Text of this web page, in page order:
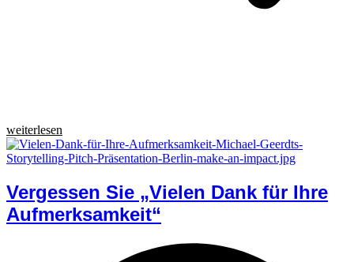
weiterlesen
Vergessen Sie „Vielen Dank für Ihre
Aufmerksamkeit“